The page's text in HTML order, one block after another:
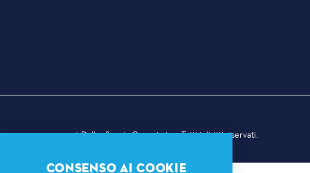
© 2026 Dallas Sports Commission. Tutti i diritti riservati.
CONSENSO AI COOKIE